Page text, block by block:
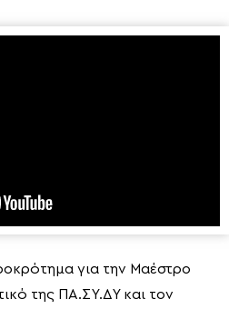
για την Μαέστρο
της ΠΑ.ΣΥ.ΔΥ και τον